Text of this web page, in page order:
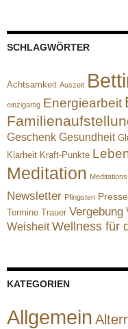
SCHLAGWÖRTER
Achtsamkeit Auszeit
einzigartig Energiearbeit
Geschenk Gesundheit
Klarheit Kraft-Punkte
Meditation
Newsletter Pfingsten Presse
Termine Trauer Vergebung
Weisheit Wellness für
KATEGORIEN
Allgemein